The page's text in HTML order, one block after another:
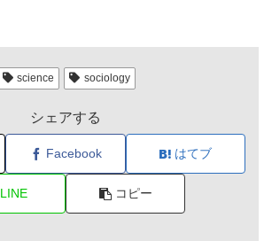
science sociology
シェアする
Facebook はてブ
LINE コピー